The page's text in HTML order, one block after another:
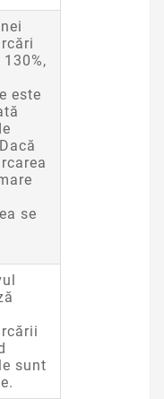
este
se
sunt